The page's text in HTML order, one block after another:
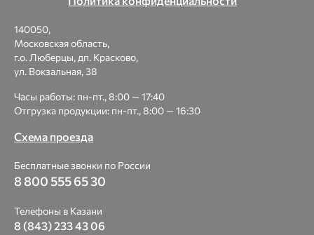
140050,
Московская область,
г.о. Люберцы, дп. Красково,
ул. Вокзальная, 38
Часы работы: пн-пт., 8:00 — 17:40
Отгрузка продукции: пн-пт., 8:00 — 16:30
Схема проезда
Бесплатные звонки по России
8 800 555 65 30
Телефоны в Казани
8 (843) 233 43 06